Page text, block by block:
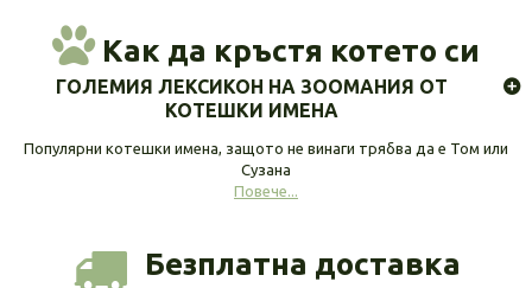
Как да кръстя котето си
ГОЛЕМИЯ ЛЕКСИКОН НА ЗООМАНИЯ ОТ
КОТЕШКИ ИМЕНА
Популярни котешки имена, защото не винаги трябва да е Том или
Сузана
Повече...
Безплатна доставка